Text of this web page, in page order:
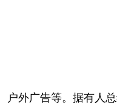
外广告等。据有人